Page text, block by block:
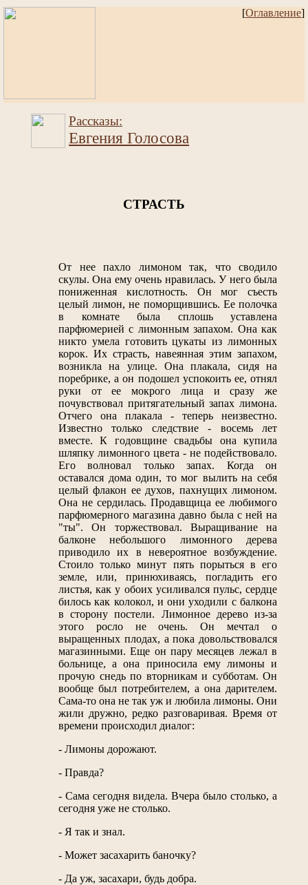
[Оглавление]
Рассказы:
Евгения Голосова
СТРАСТЬ
От нее пахло лимоном так, что сводило
скулы. Она ему очень нравилась. У него была
пониженная кислотность. Он мог съесть
целый лимон, не поморщившись. Ее полочка
в комнате была сплошь уставлена
парфюмерией с лимонным запахом. Она как
никто умела готовить цукаты из лимонных
корок. Их страсть, навеянная этим запахом,
возникла на улице. Она плакала, сидя на
поребрике, а он подошел успокоить ее, отнял
руки от ее мокрого лица и сразу же
почувствовал притягательный запах лимона.
Отчего она плакала - теперь неизвестно.
Известно только следствие - восемь лет
вместе. К годовщине свадьбы она купила
шляпку лимонного цвета - не подействовало.
Его волновал только запах. Когда он
оставался дома один, то мог вылить на себя
целый флакон ее духов, пахнущих лимоном.
Она не сердилась. Продавщица ее любимого
парфюмерного магазина давно была с ней на
"ты". Он торжествовал. Выращивание на
балконе небольшого лимонного дерева
приводило их в невероятное возбуждение.
Стоило только минут пять порыться в его
земле, или, принюхиваясь, погладить его
листья, как у обоих усиливался пульс, сердце
билось как колокол, и они уходили с балкона
в сторону постели. Лимонное дерево из-за
этого росло не очень. Он мечтал о
выращенных плодах, а пока довольствовался
магазинными. Еще он пару месяцев лежал в
больнице, а она приносила ему лимоны и
прочую снедь по вторникам и субботам. Он
вообще был потребителем, а она дарителем.
Сама-то она не так уж и любила лимоны. Они
жили дружно, редко разговаривая. Время от
времени происходил диалог:
- Лимоны дорожают.
- Правда?
- Сама сегодня видела. Вчера было столько, а
сегодня уже не столько.
- Я так и знал.
- Может засахарить баночку?
- Да уж, засахари, будь добра.